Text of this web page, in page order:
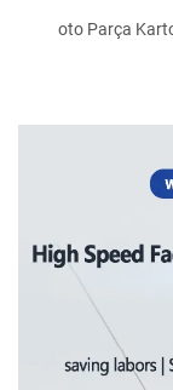
oto Parça